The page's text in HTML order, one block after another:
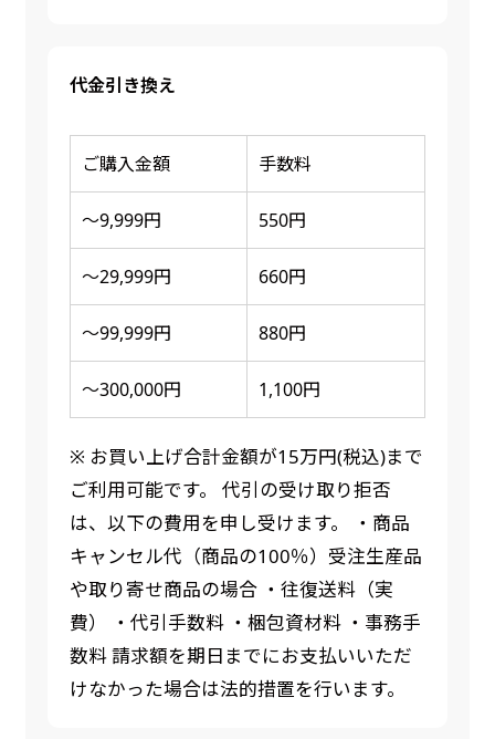
代金引き換え
ご購入金額 手数料
～9,999円 550円
～29,999円 660円
～99,999円 880円
～300,000円 1,100円
※ お買い上げ合計金額が15万円(税込)まで
ご利用可能です。 代引の受け取り拒否
は、以下の費用を申し受けます。 ・商品
キャンセル代（商品の100％）受注生産品
や取り寄せ商品の場合 ・往復送料（実
費） ・代引手数料 ・梱包資材料 ・事務手
数料 請求額を期日までにお支払いいただ
けなかった場合は法的措置を行います。